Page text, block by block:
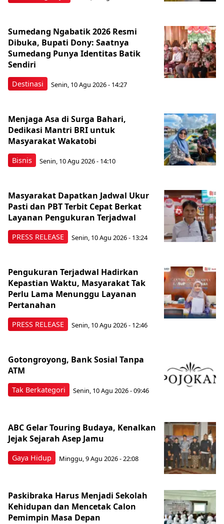
Destinasi
Sumedang Ngabatik 2026 Resmi
Dibuka, Bupati Dony: Saatnya
Sumedang Punya Identitas Batik
Sendiri
Senin, 10 Agu 2026 - 14:27
Bisnis
Menjaga Asa di Surga Bahari,
Dedikasi Mantri BRI untuk
Masyarakat Wakatobi
Senin, 10 Agu 2026 - 14:10
PRESS RELEASE
Masyarakat Dapatkan Jadwal Ukur
Pasti dan PBT Terbit Cepat Berkat
Layanan Pengukuran Terjadwal
Senin, 10 Agu 2026 - 13:24
PRESS RELEASE
Pengukuran Terjadwal Hadirkan
Kepastian Waktu, Masyarakat Tak
Perlu Lama Menunggu Layanan
Pertanahan
Senin, 10 Agu 2026 - 12:46
Tak Berkategori
Gotongroyong, Bank Sosial Tanpa
ATM
Senin, 10 Agu 2026 - 09:46
Gaya Hidup
ABC Gelar Touring Budaya, Kenalkan
Jejak Sejarah Asep Jamu
Minggu, 9 Agu 2026 - 22:08
Paskibraka Harus Menjadi Sekolah
Kehidupan dan Mencetak Calon
Pemimpin Masa Depan